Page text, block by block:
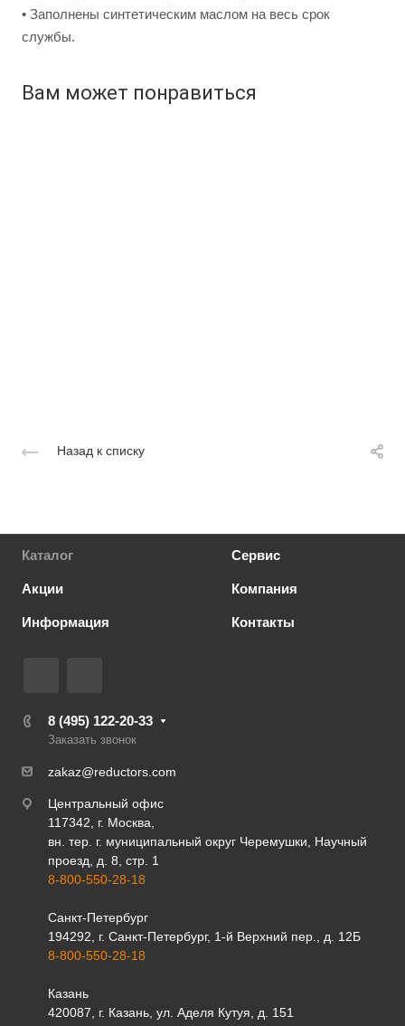
• Заполнены синтетическим маслом на весь срок
службы.
Вам может понравиться
Назад к списку
Каталог Сервис
Акции Компания
Информация Контакты
8 (495) 122-20-33
Заказать звонок
zakaz@reductors.com
Центральный офис
117342, г. Москва,
вн. тер. г. муниципальный округ Черемушки, Научный
проезд, д. 8, стр. 1
8-800-550-28-18
Санкт-Петербург
194292, г. Санкт-Петербург, 1-й Верхний пер., д. 12Б
8-800-550-28-18
Казань
420087, г. Казань, ул. Аделя Кутуя, д. 151